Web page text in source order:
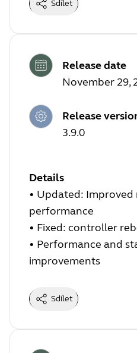
Sdílet
Release date
November 29,
Release
3.9.0
Details
• Updated:
performance
• Fixed: controller
• Performance and
improvements
Sdílet